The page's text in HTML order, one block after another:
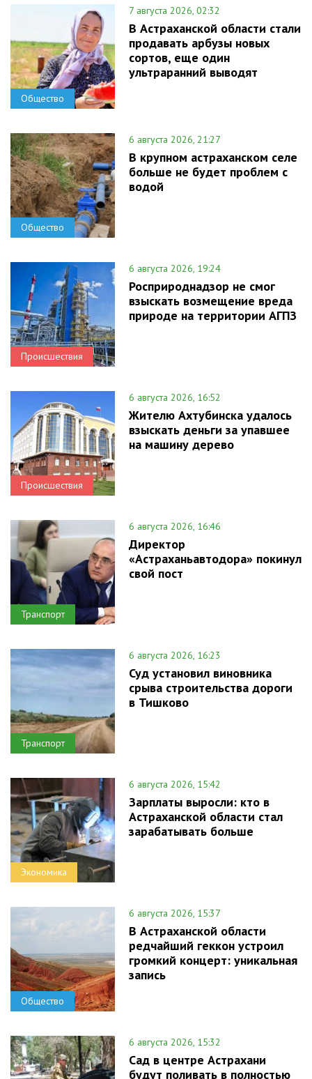
Общество
7 августа 2026, 02:32
В Астраханской области стали
продавать арбузы новых
сортов, еще один
ультраранний выводят
Общество
6 августа 2026, 21:27
В крупном астраханском селе
больше не будет проблем с
водой
Происшествия
6 августа 2026, 19:24
Росприроднадзор не смог
взыскать возмещение вреда
природе на территории АГПЗ
Происшествия
6 августа 2026, 16:52
Жителю Ахтубинска удалось
взыскать деньги за упавшее
на машину дерево
Транспорт
6 августа 2026, 16:46
Директор
«Астраханьавтодора» покинул
свой пост
Транспорт
6 августа 2026, 16:23
Суд установил виновника
срыва строительства дороги
в Тишково
Экономика
6 августа 2026, 15:42
Зарплаты выросли: кто в
Астраханской области стал
зарабатывать больше
Общество
6 августа 2026, 15:37
В Астраханской области
редчайший геккон устроил
громкий концерт: уникальная
запись
6 августа 2026, 15:32
Сад в центре Астрахани
будут поливать в полностью